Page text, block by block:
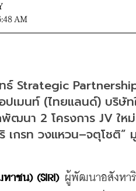
AM
ธ์ Strategic
ปเมนท์ (ไทยแลนด์) บริ
ฒนา 2 โครงการ JV ให
เกรท วงแหวน–จตุโชติ
าชน) (SIRI) ผู้พัฒนาอสังหาริ